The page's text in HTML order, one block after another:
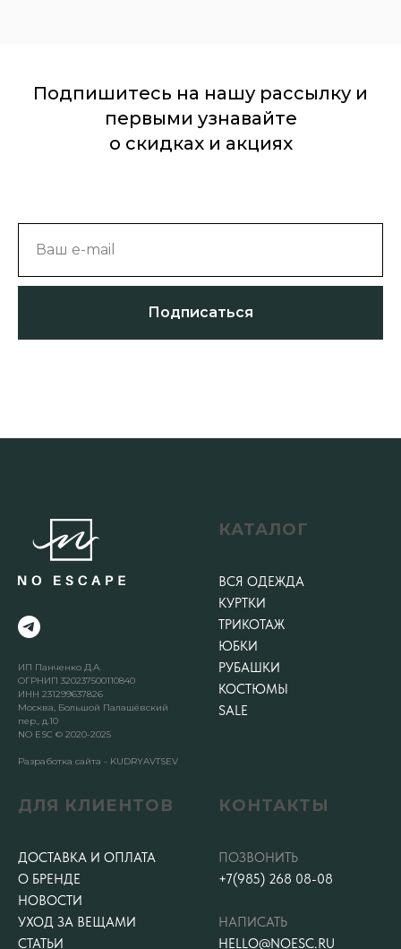
Подпишитесь на нашу рассылку и
первыми узнавайте
о скидках и акциях
Ваш e-mail
Подписаться
ИП Панченко Д.А.
ОГРНИП 320237500110840
ИНН 231299637826
Москва, Большой Палашёвский
пер., д.10
NO ESC © 2020-2025
Разработка сайта - KUDRYAVTSEV
КАТАЛОГ
ВСЯ ОДЕЖДА
КУРТКИ
ТРИКОТАЖ
ЮБКИ
РУБАШКИ
КОСТЮМЫ
SALE
ДЛЯ КЛИЕНТОВ
ДОСТАВКА И ОПЛАТА
О БРЕНДЕ
НОВОСТИ
УХОД ЗА ВЕЩАМИ
СТАТЬИ
КОНТАКТЫ
ПОЗВОНИТЬ
+7(985) 268 08-08
НАПИСАТЬ
HELLO@NOESC.RU